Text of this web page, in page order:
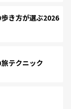
き方が選ぶ2026
テクニック